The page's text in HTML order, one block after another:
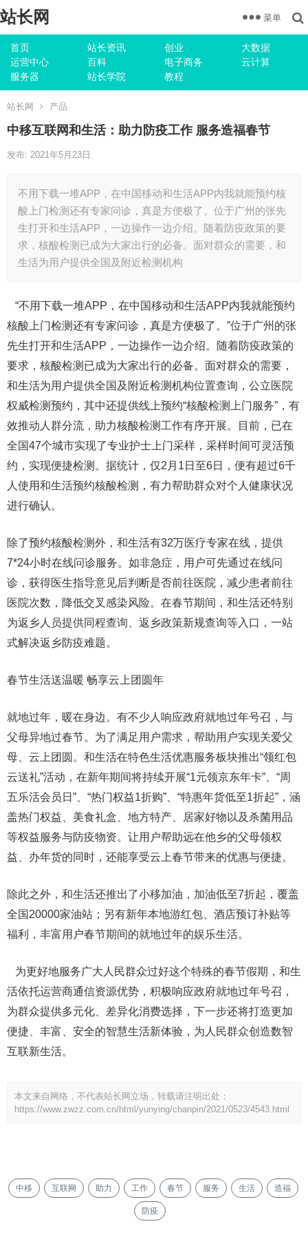
站长网
首页 站长资讯 创业
大数据
运营中心
百科 电子商务
云计算
服务器
站长学院 教程
菜单
站长网 产品
中移互联网和生活：助力防疫工作 服务造福春节
发布: 2021年5月23日
不用下载一堆APP，在中国移动和生活APP内我就能预约核
酸上门检测还有专家问诊，真是方便极了。位于广州的张先
生打开和生活APP，一边操作一边介绍。随着防疫政策的要
求，核酸检测已成为大家出行的必备。面对群众的需要，和
生活为用户提供全国及附近检测机构
“不用下载一堆APP，在中国移动和生活APP内我就能预约
核酸上门检测还有专家问诊，真是方便极了。”位于广州的张
先生打开和生活APP，一边操作一边介绍。随着防疫政策的
要求，核酸检测已成为大家出行的必备。面对群众的需要，
和生活为用户提供全国及附近检测机构位置查询，公立医院
权威检测预约，其中还提供线上预约“核酸检测上门服务”，有
效推动人群分流，助力核酸检测工作有序开展。目前，已在
全国47个城市实现了专业护士上门采样，采样时间可灵活预
约，实现便捷检测。据统计，仅2月1日至6日，便有超过6千
人使用和生活预约核酸检测，有力帮助群众对个人健康状况
进行确认。
除了预约核酸检测外，和生活有32万医疗专家在线，提供
7*24小时在线问诊服务。如非急症，用户可先通过在线问
诊，获得医生指导意见后判断是否前往医院，减少患者前往
医院次数，降低交叉感染风险。在春节期间，和生活还特别
为返乡人员提供同程查询、返乡政策新规查询等入口，一站
式解决返乡防疫难题。
春节生活送温暖 畅享云上团圆年
就地过年，暖在身边。有不少人响应政府就地过年号召，与
父母异地过春节。为了满足用户需求，帮助用户实现关爱父
母、云上团圆。和生活在特色生活优惠服务板块推出“领红包
云送礼”活动，在新年期间将持续开展“1元领京东年卡”、“周
五乐活会员日”、“热门权益1折购”、“特惠年货低至1折起”，涵
盖热门权益、美食礼盒、地方特产、居家好物以及杀菌用品
等权益服务与防疫物资。让用户帮助远在他乡的父母领权
益、办年货的同时，还能享受云上春节带来的优惠与便捷。
除此之外，和生活还推出了小移加油，加油低至7折起，覆盖
全国20000家油站；另有新年本地游红包、酒店预订补贴等
福利，丰富用户春节期间的就地过年的娱乐生活。
为更好地服务广大人民群众过好这个特殊的春节假期，和生
活依托运营商通信资源优势，积极响应政府就地过年号召，
为群众提供多元化、差异化消费选择，下一步还将打造更加
便捷、丰富、安全的智慧生活新体验，为人民群众创造数智
互联新生活。
本文来自网络，不代表站长网立场，转载请注明出处：
https://www.zwzz.com.cn/html/yunying/chanpin/2021/0523/4543.html
中移 互联网 助力 工作 春节 服务 生活 造福
防疫